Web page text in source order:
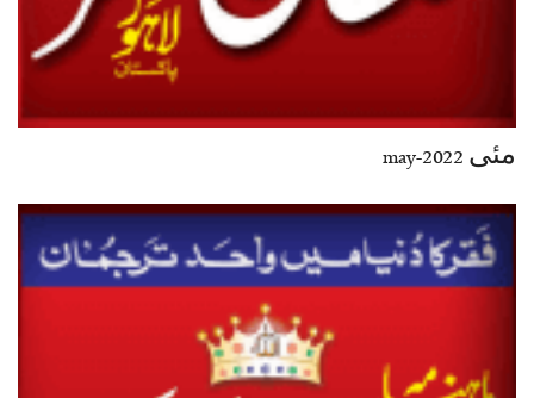
مئی 2022-may